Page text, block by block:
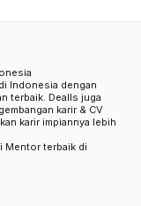
Indonesia dengan
terbaik. Dealls juga
karir & CV
karir impiannya lebih
Mentor terbaik di